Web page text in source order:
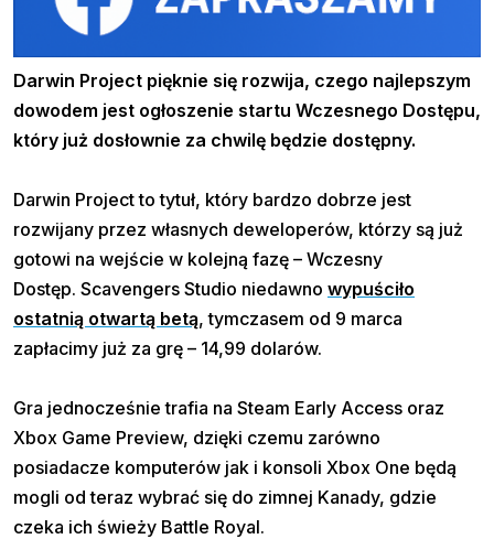
Darwin Project pięknie się rozwija, czego najlepszym
dowodem jest ogłoszenie startu Wczesnego Dostępu,
który już dosłownie za chwilę będzie dostępny.
Darwin Project to tytuł, który bardzo dobrze jest
rozwijany przez własnych deweloperów, którzy są już
gotowi na wejście w kolejną fazę – Wczesny
Dostęp. Scavengers Studio niedawno wypuściło
ostatnią otwartą betą, tymczasem od 9 marca
zapłacimy już za grę – 14,99 dolarów.
Gra jednocześnie trafia na Steam Early Access oraz
Xbox Game Preview, dzięki czemu zarówno
posiadacze komputerów jak i konsoli Xbox One będą
mogli od teraz wybrać się do zimnej Kanady, gdzie
czeka ich świeży Battle Royal.